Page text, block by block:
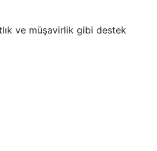
ve müşavirlik gibi destek